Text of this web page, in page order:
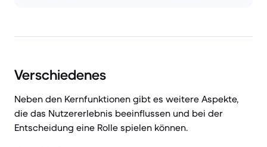
Verschiedenes
Neben den Kernfunktionen gibt es weitere Aspekte,
die das Nutzererlebnis beeinflussen und bei der
Entscheidung eine Rolle spielen können.